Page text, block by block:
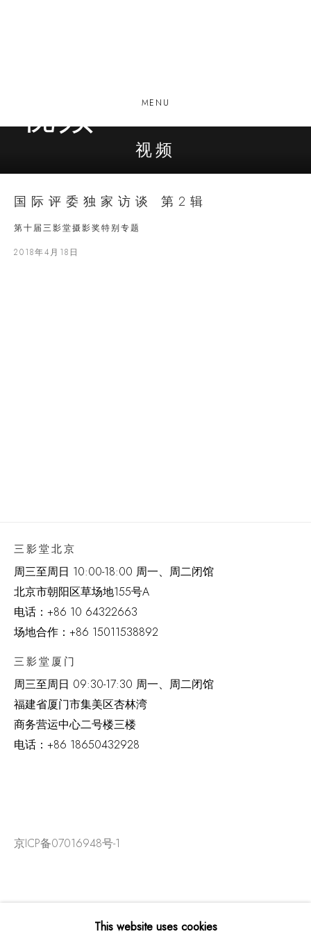
MENU
视频
视频
国际评委独家访谈 第2辑
第十届三影堂摄影奖特别专题
2018年4月18日
三影堂北京
周三至周日 10:00-18:00 周一、周二闭馆
北京市朝阳区草场地155号A
电话： +86 10 64322663
场地合作：+86 15011538892
三影堂厦门
周三至周日 09:30-17:30 周一、周二闭馆
福建省厦门市集美区杏林湾
商务营运中心二号楼三楼
电话： +86 18650432928
京ICP备07016948号-1
This website uses cookies